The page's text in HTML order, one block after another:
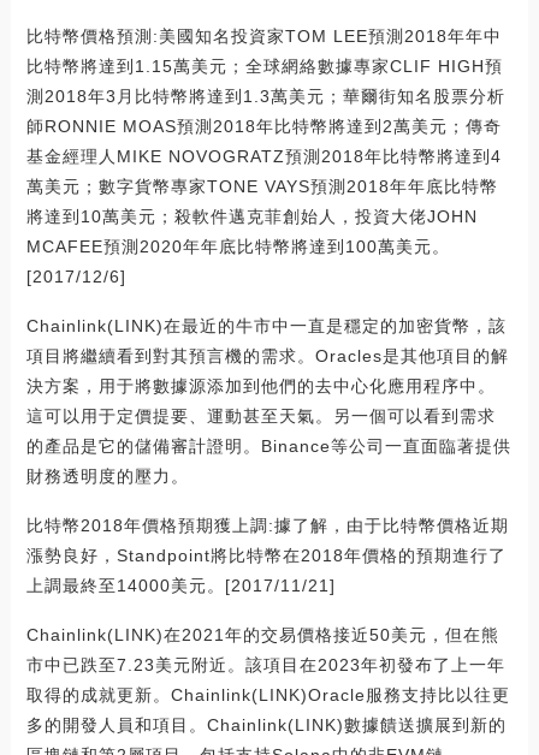
比特幣價格預測:美國知名投資家TOM LEE預測2018年年中
比特幣將達到1.15萬美元；全球網絡數據專家CLIF HIGH預
測2018年3月比特幣將達到1.3萬美元；華爾街知名股票分析
師RONNIE MOAS預測2018年比特幣將達到2萬美元；傳奇
基金經理人MIKE NOVOGRATZ預測2018年比特幣將達到4
萬美元；數字貨幣專家TONE VAYS預測2018年年底比特幣
將達到10萬美元；殺軟件邁克菲創始人，投資大佬JOHN
MCAFEE預測2020年年底比特幣將達到100萬美元。
[2017/12/6]
Chainlink(LINK)在最近的牛市中一直是穩定的加密貨幣，該
項目將繼續看到對其預言機的需求。Oracles是其他項目的解
決方案，用于將數據源添加到他們的去中心化應用程序中。
這可以用于定價提要、運動甚至天氣。另一個可以看到需求
的產品是它的儲備審計證明。Binance等公司一直面臨著提供
財務透明度的壓力。
比特幣2018年價格預期獲上調:據了解，由于比特幣價格近期
漲勢良好，Standpoint將比特幣在2018年價格的預期進行了
上調最終至14000美元。[2017/11/21]
Chainlink(LINK)在2021年的交易價格接近50美元，但在熊
市中已跌至7.23美元附近。該項目在2023年初發布了上一年
取得的成就更新。Chainlink(LINK)Oracle服務支持比以往更
多的開發人員和項目。Chainlink(LINK)數據饋送擴展到新的